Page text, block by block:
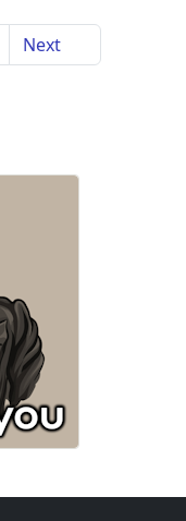
Next